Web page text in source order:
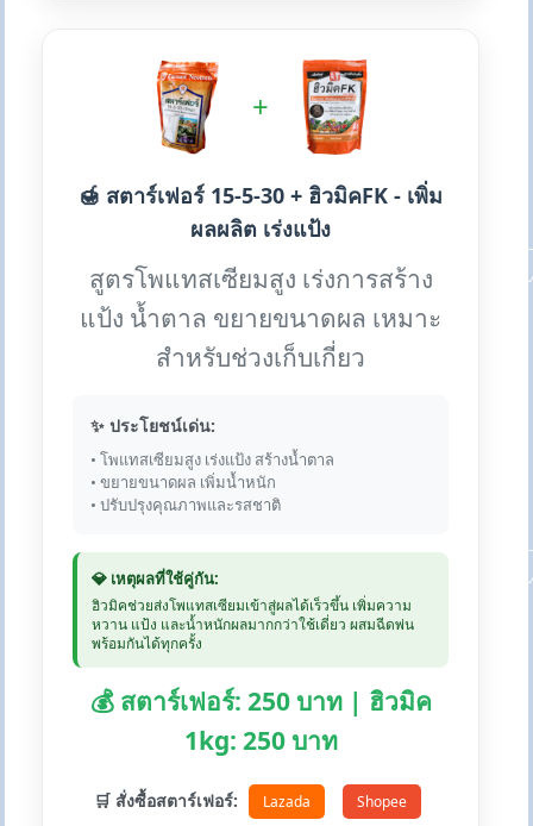
+
🍯 สตาร์เฟอร์ 15-5-30 + ฮิวมิคFK - เพิ่ม
ผลผลิต เร่งแป้ง
สูตรโพแทสเซียมสูง เร่งการสร้าง
แป้ง น้ำตาล ขยายขนาดผล เหมาะ
สำหรับช่วงเก็บเกี่ยว
✨ ประโยชน์เด่น:
• โพแทสเซียมสูง เร่งแป้ง สร้างน้ำตาล
• ขยายขนาดผล เพิ่มน้ำหนัก
• ปรับปรุงคุณภาพและรสชาติ
💎 เหตุผลที่ใช้คู่กัน:
ฮิวมิคช่วยส่งโพแทสเซียมเข้าสู่ผลได้เร็วขึ้น เพิ่มความ
หวาน แป้ง และน้ำหนักผลมากกว่าใช้เดี่ยว ผสมฉีดพ่น
พร้อมกันได้ทุกครั้ง
💰 สตาร์เฟอร์: 250 บาท | ฮิวมิค
1kg: 250 บาท
🛒 สั่งซื้อสตาร์เฟอร์: Lazada Shopee